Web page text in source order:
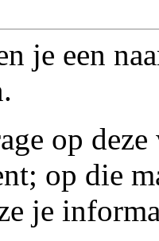
je een
op
op die
je